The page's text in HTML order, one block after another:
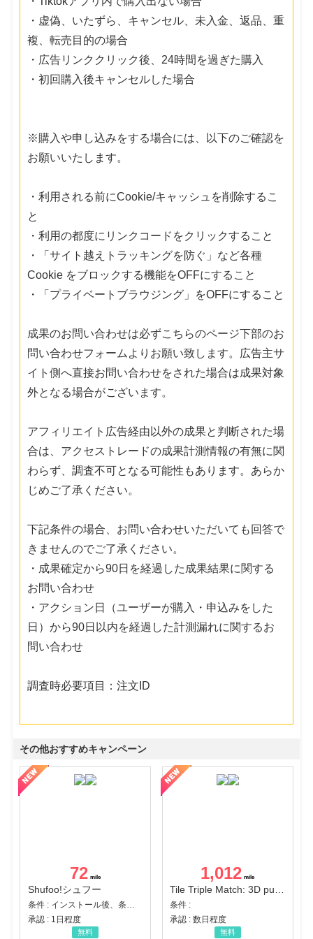
・虚偽、いたずら、キャンセル、未入金、返品、重
複、転売目的の場合
・広告リンククリック後、24時間を過ぎた購入
・初回購入後キャンセルした場合
※購入や申し込みをする場合には、以下のご確認を
お願いいたします。
・利用される前にCookie/キャッシュを削除するこ
と
・利用の都度にリンクコードをクリックすること
・「サイト越えトラッキングを防ぐ」など各種
Cookie をブロックする機能をOFFにすること
・「プライベートブラウジング」をOFFにすること
成果のお問い合わせは必ずこちらのページ下部のお
問い合わせフォームよりお願い致します。広告主サ
イト側へ直接お問い合わせをされた場合は成果対象
外となる場合がございます。
アフィリエイト広告経由以外の成果と判断された場
合は、アクセストレードの成果計測情報の有無に関
わらず、調査不可となる可能性もあります。あらか
じめご了承ください。
下記条件の場合、お問い合わせいただいても回答で
きませんのでご了承ください。
・成果確定から90日を経過した成果結果に関する
お問い合わせ
・アクション日（ユーザーが購入・申込みをした
日）から90日以内を経過した計測漏れに関するお
問い合わせ
調査時必要項目：注文ID
その他おすすめキャンペーン
72
Shufoo!シュフー
条件 : インストール後、条件達成
承認 : 1日程度
無料
1,012
Tile Triple Match: 3D puzzle
条件 :
承認 : 数日程度
無料